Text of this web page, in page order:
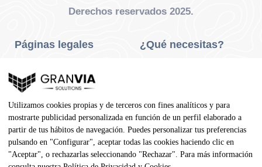
Derechos reservados 2025.
Páginas legales
Privacidad Y Cookies
Aviso Legal
Condiciones De Compra
Contacto
¿Qué necesitas?
Neumáticos Agrícola
Utilizamos cookies propias y de terceros con fines analíticos y para
mostrarte publicidad personalizada en función de un perfil elaborado a
partir de tus hábitos de navegación. Puedes personalizar tus preferencias
pulsando en "Configurar", aceptar todas las cookies haciendo clic en
"Aceptar", o rechazarlas seleccionando "Rechazar". Para más información